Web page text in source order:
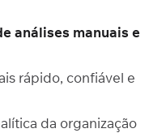
análises manuais e
rápido, confiável e
da organização